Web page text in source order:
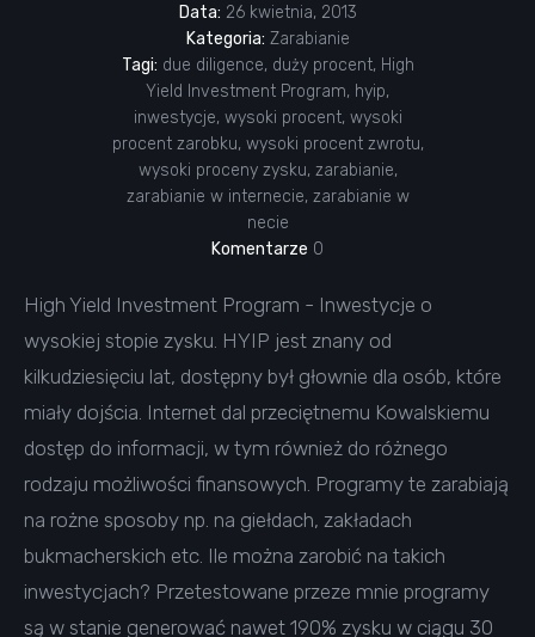
Data: 26 kwietnia, 2013
Kategoria: Zarabianie
Tagi: due diligence, duży procent, High
Yield Investment Program, hyip,
inwestycje, wysoki procent, wysoki
procent zarobku, wysoki procent zwrotu,
wysoki proceny zysku, zarabianie,
zarabianie w internecie, zarabianie w
necie
Komentarze 0
High Yield Investment Program - Inwestycje o
wysokiej stopie zysku. HYIP jest znany od
kilkudziesięciu lat, dostępny był głownie dla osób, które
miały dojścia. Internet dal przeciętnemu Kowalskiemu
dostęp do informacji, w tym również do różnego
rodzaju możliwości finansowych. Programy te zarabiają
na rożne sposoby np. na giełdach, zakładach
bukmacherskich etc. Ile można zarobić na takich
inwestycjach? Przetestowane przeze mnie programy
są w stanie generować nawet 190% zysku w ciągu 30